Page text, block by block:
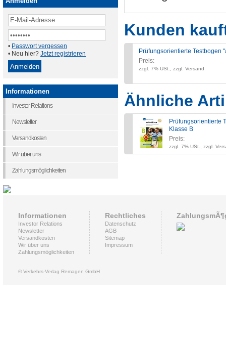
Kunden
Prüfungsorientierte Testbogen
Preis:
zzgl. 7% USt., zzgl. Versand
Ähnliche
Prüfungsorientierte
Klasse B
Preis:
zzgl. 7% USt., zzgl.
• Passwort vergessen
• Neu hier? Jetzt registrieren
Informationen
Investor Relations
Newsletter
Versandkosten
Wir über uns
Zahlungsmöglichkeiten
Informationen
Investor Relations
Newsletter
Versandkosten
Wir über uns
Zahlungsmöglichkeiten
Rechtliches
Datenschutz
AGB
Sitemap
Impressum
© Verkehrs-Verlag Remagen GmbH